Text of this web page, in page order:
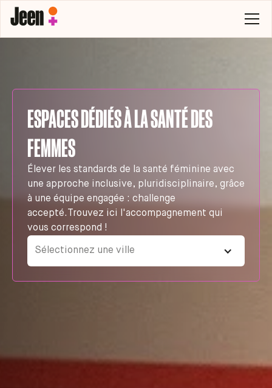
ESPACES DÉDIÉS À LA SANTÉ DES
FEMMES
Élever les standards de la santé féminine avec
une approche inclusive, pluridisciplinaire, grâce
à une équipe engagée : challenge
accepté.Trouvez ici l'accompagnement qui
vous correspond !
Sélectionnez une ville